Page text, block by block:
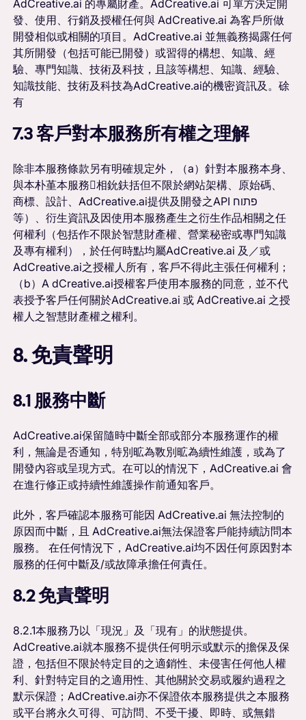
AdCreative.ai 的專屬財產。AdCreative.ai 可單方決定開
發、使用、行銷及授權任何與 AdCreative.ai 為客戶所做
開發相似或相關的項目。AdCreative.ai 並無義務揭露任何
其所開發（包括可能已開發）或習得的構想、知識、經
驗、專門知識、技術及科技，且該等構想、知識、經驗、
知識技能、技術及科技為AdCreative.ai的機密資訊及。硢
有
7.3 客戶對本服務所有權之理解
除非本服務條款另有明確規定外，（a）針對本服務本身、
與本朴堇本服務相鈗鈇括但不限於網站架構、原始碼、
商標、設計、AdCreative.ai提供及開發之API פתוח
等）、衍生資訊及因使用本服務產生之衍生作品相關之任
何權利（包括作不限於智慧財產權、營業秘密或專門知識
及專有權利），於任何時點均屬AdCreative.ai 及／或
AdCreative.ai之授權人所有，客戶不得此主張任何權利；
（b）A dCreative.ai授權客戶使用本服務的同意，並不代
表授予客戶任何關於AdCreative.ai 或 AdCreative.ai 之授
權人之智慧財產權之權利。
8. 免責聲明
8.1 服務中斷
AdCreative.ai保留隨時中斷全部或部分本服務運作的權
利，無論是否通知，特別昿為斁別昿為續性維護，或為了
開發內容或呈現方式。在可以的情況下，AdCreative.ai 會
在進行修正或持續性維護操作前通知客戶。
此外，客戶確認本服務可能因 AdCreative.ai 無法控制的
原因而中斷，且 AdCreative.ai無法保證客戶能持續訪問本
服務。 在任何情況下，AdCreative.ai均不因任何原因對本
服務的任何中斷及/或故障承擔任何責任。
8.2 免責聲明
8.2.1本服務乃以「現況」及「現有」的狀態提供。
AdCreative.ai就本服務不提供任何明示或默示的擔保及保
證，包括但不限於特定目的之適銷性、未侵害任何他人權
利、針對特定目的之適用性、其他關於交易或履約過程之
默示保證；AdCreative.ai亦不保證依本服務提供之本服務
或平台將永久可得、可訪問、不受干擾、即時、或無錯